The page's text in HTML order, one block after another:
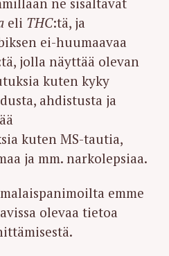
eli THC:tä, ja
ei-huumaavaa
jolla näyttää olevan
kuten kyky
ahdistusta ja
kuten MS-tautia,
ja mm. narkolepsiaa.
emme
olevaa tietoa